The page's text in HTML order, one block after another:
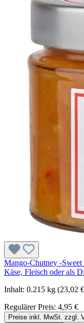
Mango-Chutney -
Käse, Fleisch oder als
Inhalt: 0.215 kg (23,02
Regulärer Preis: 4,95 €
Preise inkl. MwSt. zzgl.